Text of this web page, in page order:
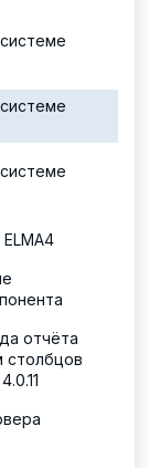
отчёта
столбцов